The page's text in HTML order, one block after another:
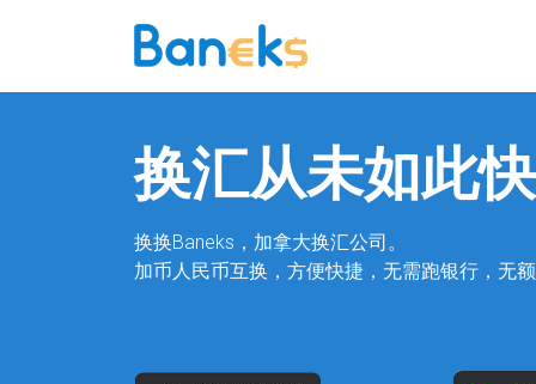
换汇从未如此
换换Baneks，加拿大换汇公司。
加币人民币互换，方便快捷，无需跑银行，无